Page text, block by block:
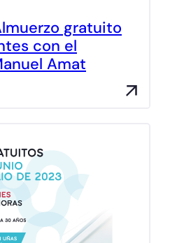
gratuito
con el
Amat